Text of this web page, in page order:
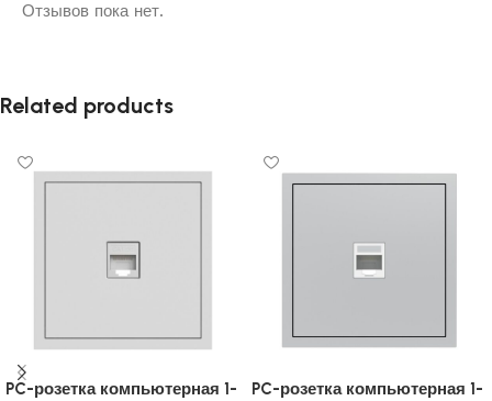
Отзывов пока нет.
Related products
PC-розетка компьютерная 1-
PC-розетка компьютерная 1-